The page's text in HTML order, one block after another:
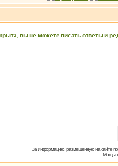
За информацию, размещённую на сайте
Мощь